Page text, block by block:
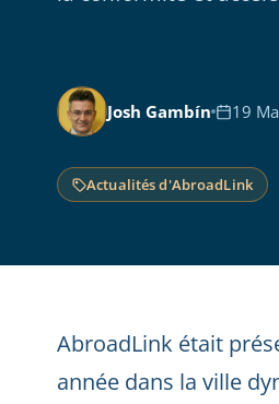
Josh Gambín 19
Actualités d'AbroadLink
AbroadLink était
année dans la ville